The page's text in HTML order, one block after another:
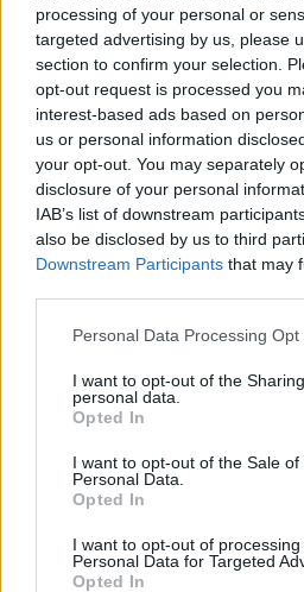
processing of your personal or
targeted advertising by us, please
section to confirm your selection.
opt-out request is processed you
interest-based ads based on
us or personal information
your opt-out. You may separately
disclosure of your personal
IAB’s list of downstream
also be disclosed by us to third
Downstream Participants that may
Please note that this website/app
not limited to your visit or usage
grant or deny consent to Google
use your data for below specified
consent section.
Personal Data Processing Opt
I want to opt-out of the
personal data.
Opted In
I want to opt-out of the Sale of
Personal Data.
Opted In
I want to opt-out of processing
Personal Data for Targeted
Opted In
Híradó
éves fiú, aki a gyanú szerint pár
és nagyanyját Gönyűn.